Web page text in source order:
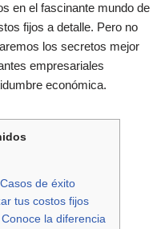
en el fascinante mundo de
fijos a detalle. Pero no
los secretos mejor
empresariales
económica.
de éxito
tus costos fijos
la diferencia